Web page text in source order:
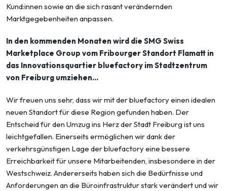
Kund:innen sowie an die sich rasant verändernden
Marktgegebenheiten anpassen.
In den kommenden Monaten wird die SMG Swiss
Marketplace Group vom Fribourger Standort Flamatt in
das Innovationsquartier bluefactory im Stadtzentrum
von Freiburg umziehen…
Wir freuen uns sehr, dass wir mit der bluefactory einen idealen
neuen Standort für diese Region gefunden haben. Der
Entscheid für den Umzug ins Herz der Stadt Freiburg ist uns
leichtgefallen. Einerseits ermöglichen wir dank der
verkehrsgünstigen Lage der bluefactory eine bessere
Erreichbarkeit für unsere Mitarbeitenden, insbesondere in der
Westschweiz. Andererseits haben sich die Bedürfnisse und
Anforderungen an die Büroinfrastruktur stark verändert und wir